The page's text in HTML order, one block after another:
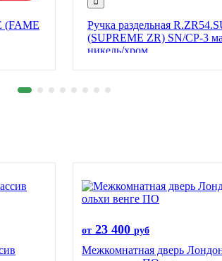
(FAME
Ручка раздельная
(SUPREME ZR) SN/CP-3
никель/хром
от 23 400 руб
Межкомнатная дверь